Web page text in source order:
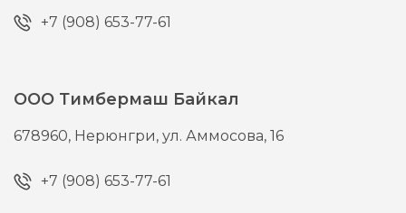
+7 (908) 653-77-61
ООО Тимбермаш Байкал
678960, Нерюнгри,ул. Аммосова, 16
+7 (908) 653-77-61